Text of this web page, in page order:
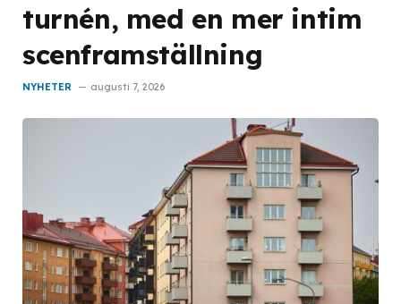
turnén, med en mer intim
scenframställning
NYHETER augusti 7, 2026